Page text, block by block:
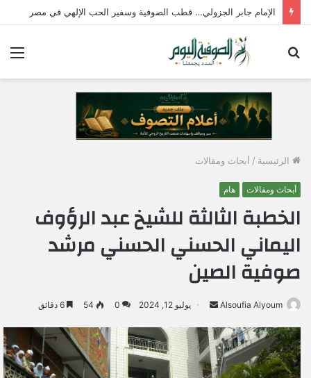
الإمام جابر الجزولي… قطب الصوفية وسفير الحب الإلهي في مصر
الرئيسية / أبحاث ومقالات
أبحاث ومقالات هام
الخطبة الثالثة للشيخ عبد الرؤوف
اليماني الحسني الحسني مرشد
صوفية الصين
Alsoufia Alyoum
س
ل
ب
يوليو 12, 2024 0
54